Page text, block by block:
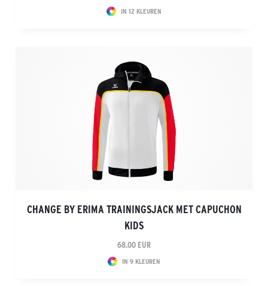
IN 12 KLEUREN
CHANGE BY ERIMA TRAININGSJACK MET CAPUCHON
KIDS
68.00 EUR
IN 9 KLEUREN